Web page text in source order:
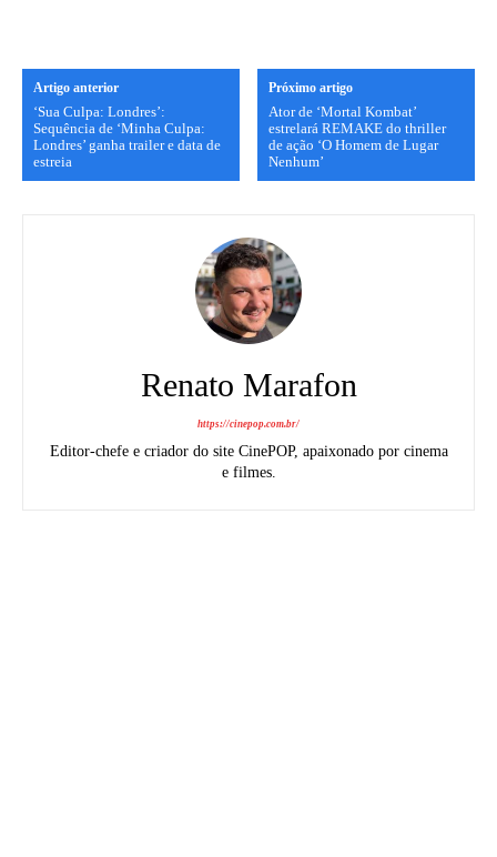
Artigo anterior
‘Sua Culpa: Londres’:
Sequência de ‘Minha Culpa:
Londres’ ganha trailer e data de
estreia
Próximo artigo
Ator de ‘Mortal Kombat’
estrelará REMAKE do thriller
de ação ‘O Homem de Lugar
Nenhum’
Renato Marafon
https://cinepop.com.br/
Editor-chefe e criador do site CinePOP, apaixonado por cinema
e filmes.